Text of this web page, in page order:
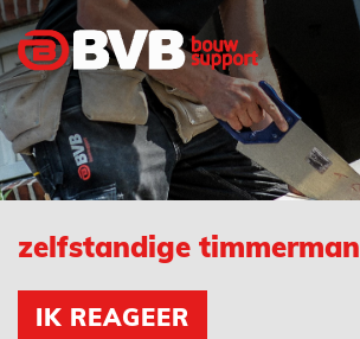
zelfstandige timmerman
IK REAGEER